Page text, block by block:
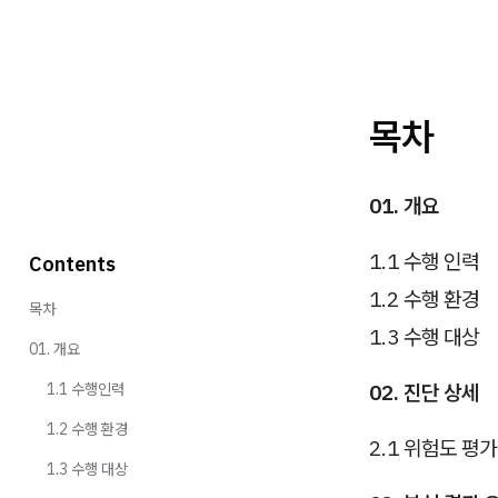
목차
01. 개요
1.1 수행 인력
1.2 수행 환경
1.3 수행 대상
02. 진단 상세
2.1 위험도 평
Contents
목차
01. 개요
1.1 수행인력
1.2 수행 환경
1.3 수행 대상